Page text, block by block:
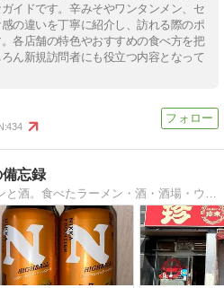
イドです。辛みそやワンタンメン、セ
の違いを丁寧に紹介し、訪れる際のポ
各店舗の特色やおすすめの食べ方を把
ん新規訪問者にも役立つ内容となって
434
忘録